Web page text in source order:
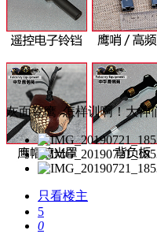
灰面鵟鹰 怎样训啊！大神
只看楼主
5
0